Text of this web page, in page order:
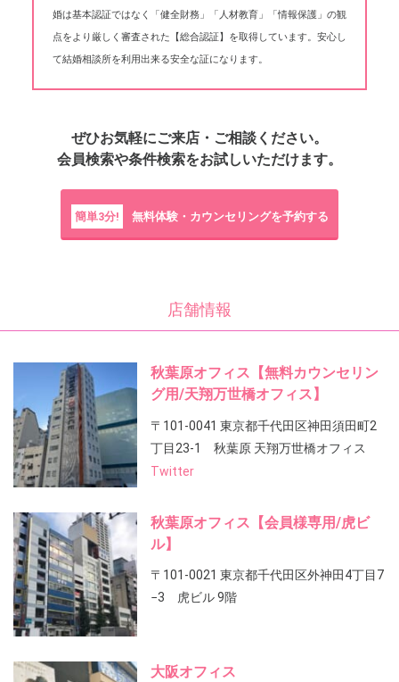
婚は基本認証ではなく「健全財務」「人材教育」「情報保護」の観
点をより厳しく審査された【総合認証】を取得しています。安心し
て結婚相談所を利用出来る安全な証になります。
ぜひお気軽にご来店・ご相談ください。
会員検索や条件検索をお試しいただけます。
簡単3分! 無料体験・カウンセリングを予約する
店舗情報
秋葉原オフィス【無料カウンセリン
グ用/天翔万世橋オフィス】
〒101-0041 東京都千代田区神田須田町2
丁目23-1 秋葉原 天翔万世橋オフィス
Twitter
秋葉原オフィス【会員様専用/虎ビ
ル】
〒101-0021 東京都千代田区外神田4丁目7
−3 虎ビル 9階
大阪オフィス